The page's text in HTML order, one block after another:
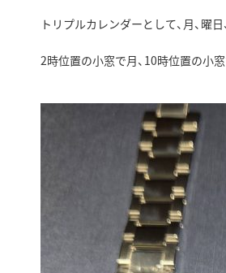
トリプルカレンダーとして、月、曜
2時位置の小窓で月、10時位置の小